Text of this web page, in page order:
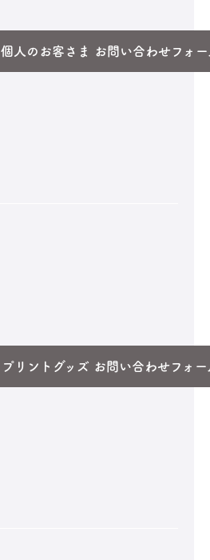
個人のお客さま お問い合わせフォー
プリントグッズ お問い合わせフォー